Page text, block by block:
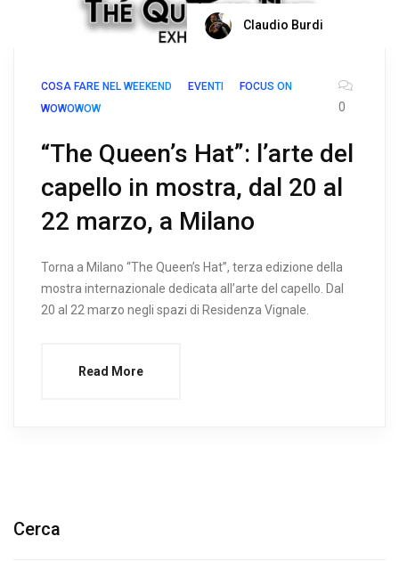
Claudio Burdi
COSA FARE NEL WEEKEND EVENTI
FOCUS ON
WOWOWOW
0
“The Queen’s Hat”: l’arte del
capello in mostra, dal 20 al
22 marzo, a Milano
Torna a Milano “The Queen’s Hat”, terza edizione della
mostra internazionale dedicata all’arte del capello. Dal
20 al 22 marzo negli spazi di Residenza Vignale.
Read More
Cerca